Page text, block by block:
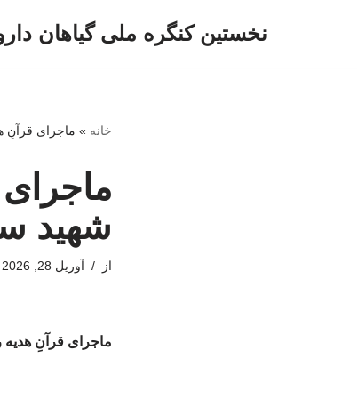
نخستین کنگره ملی گیاهان
خانه » ماجرای قرآنِ
شهید
از آوریل 28, 2026
ماجرای قرآنِ هدیه